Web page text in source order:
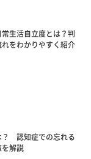
生活自立度とは？判
をわかりやすく紹介
？ 認知症での忘れる
解説